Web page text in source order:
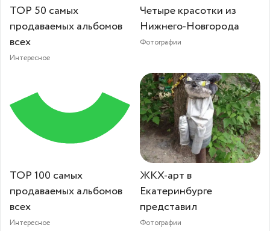
TOP 50 самых
продаваемых альбомов
всех
Интересное
Четыре красотки из
Нижнего-Новгорода
Фотографии
TOP 100 самых
продаваемых альбомов
всех
Интересное
ЖКХ-арт в
Екатеринбурге
представил
Фотографии